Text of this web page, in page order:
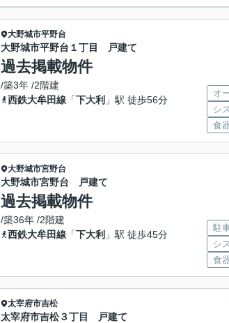
大野城市平野台
大野城市平野台１丁目 戸建て
過去掲載物件
/築3年 /2階建
西鉄大牟田線 「下大利 」駅 徒歩56分
オ
シ
食
大野城市宮野台
大野城市宮野台 戸建て
過去掲載物件
/築36年 /2階建
西鉄大牟田線 「下大利 」駅 徒歩45分
駐
シ
食
太宰府市吉松
太宰府市吉松３丁目 戸建て